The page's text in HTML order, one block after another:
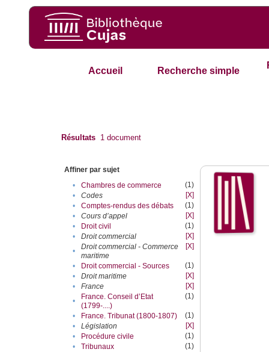
Accueil Recherche simple
Résultats 1 document
Affiner par sujet
•
Chambres de commerce
(1)
•
Codes
[X]
•
Comptes-rendus des débats
(1)
•
Cours d’appel
[X]
•
Droit civil
(1)
•
Droit commercial
[X]
•
Droit commercial - Commerce
maritime
[X]
• Droit commercial - Sources
(1)
•
Droit maritime
[X]
•
France
[X]
•
France. Conseil d’Etat
(1799-....)
(1)
• France. Tribunat (1800-1807)
(1)
•
Législation
[X]
•
Procédure civile
(1)
•
Tribunaux
(1)